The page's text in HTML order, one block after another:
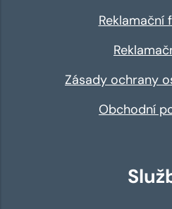
Reklamační
Zásady ochrany
Obchodní